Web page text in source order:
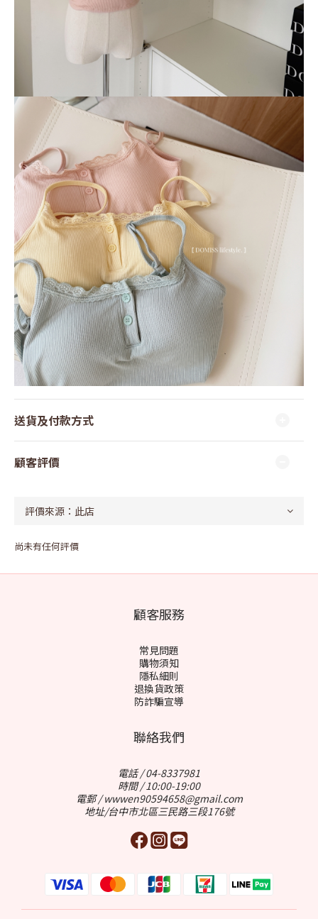
送貨及付款方式
顧客評價
尚未有任何評價
顧客服務
常見問題
購物須知
隱私細則
退換貨政策
防詐騙宣導
聯絡我們
電話 / 04-8337981
時間 / 10:00-19:00
電郵 / wwwen90594658@gmail.com
地址/台中市北區三民路三段176號